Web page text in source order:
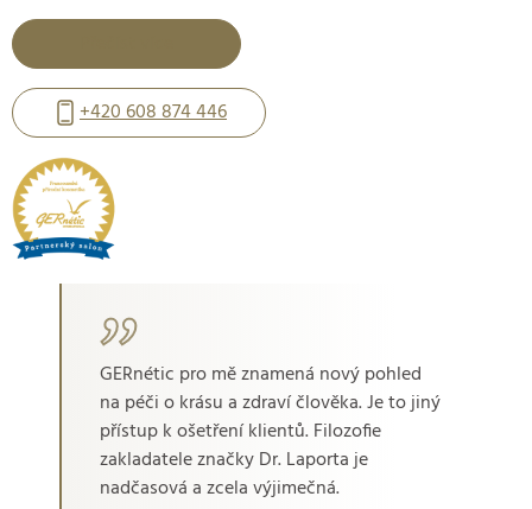
+420 608 874 446
GERnétic pro mě znamená nový pohled
na péči o krásu a zdraví člověka. Je to jiný
přístup k ošetření klientů. Filozofie
zakladatele značky Dr. Laporta je
nadčasová a zcela výjimečná.